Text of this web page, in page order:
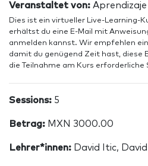
Veranstaltet von:
Dies ist ein virtueller Live-Learning-
erhältst du eine E-Mail mit
anmelden kannst. Wir empfehlen
damit du genügend Zeit hast, diese
die Teilnahme am Kurs
Sessions: 5
Betrag: MXN 3000.00
Lehrer*innen: David Itic,